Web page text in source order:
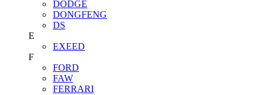
DODGE
DONGFENG
DS
E
EXEED
F
FORD
FAW
FERRARI